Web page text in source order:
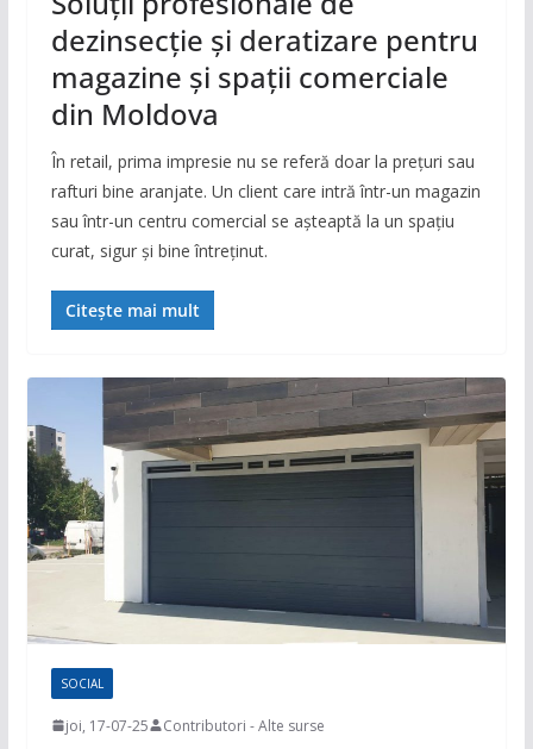
dezinsecție și deratizare pentru
magazine și spații comerciale
din Moldova
În retail, prima impresie nu se referă doar la prețuri sau
rafturi bine aranjate. Un client care intră într-un magazin
sau într-un centru comercial se așteaptă la un spațiu
curat, sigur și bine întreținut.
Citește mai mult
SOCIAL
joi, 17-07-25 Contributori - Alte surse